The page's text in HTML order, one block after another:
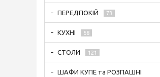
ПЕРЕДПОКІЙ 73
КУХНІ 68
СТОЛИ 121
ШАФИ КУПЕ та РОЗПАШНІ